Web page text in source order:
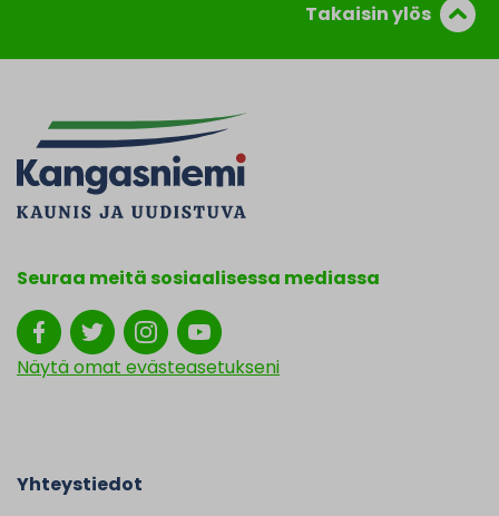
Takaisin ylös
Seuraa meitä sosiaalisessa mediassa
Näytä omat evästeasetukseni
Yhteystiedot